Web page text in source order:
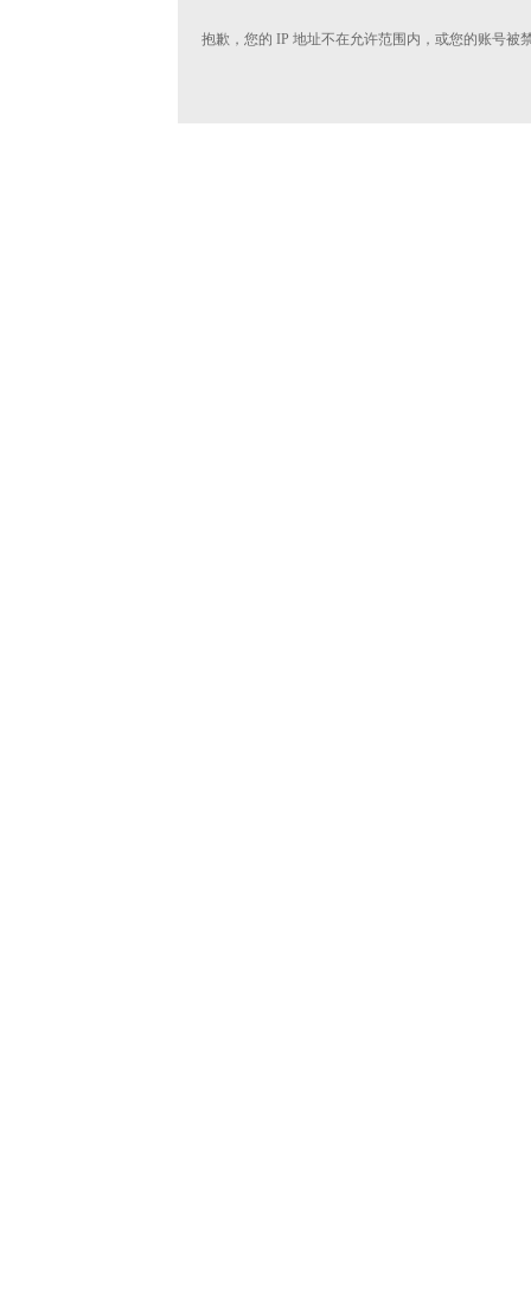
抱歉，您的 IP 地址不在允许范围内，或您的账号被